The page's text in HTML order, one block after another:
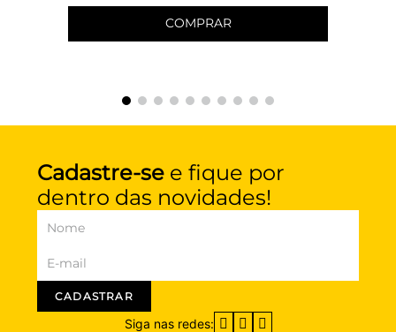
COMPRAR
Cadastre-se e fique por
dentro das novidades!
CADASTRAR
Siga nas redes: